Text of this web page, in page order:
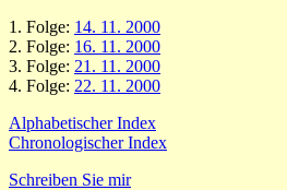
1. Folge: 14. 11. 2000
2. Folge: 16. 11. 2000
3. Folge: 21. 11. 2000
4. Folge: 22. 11. 2000
Alphabetischer Index
Chronologischer Index
Schreiben Sie mir